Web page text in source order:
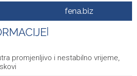
events for Saturday, 8 August 2026
ubijedili da ode kući, Memčić se već
presents Kinoscope and
fena.biz
promjenljivo i nestabilno vrijeme,